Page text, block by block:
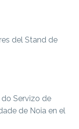
del Stand de
Servizo de
de Noia en el